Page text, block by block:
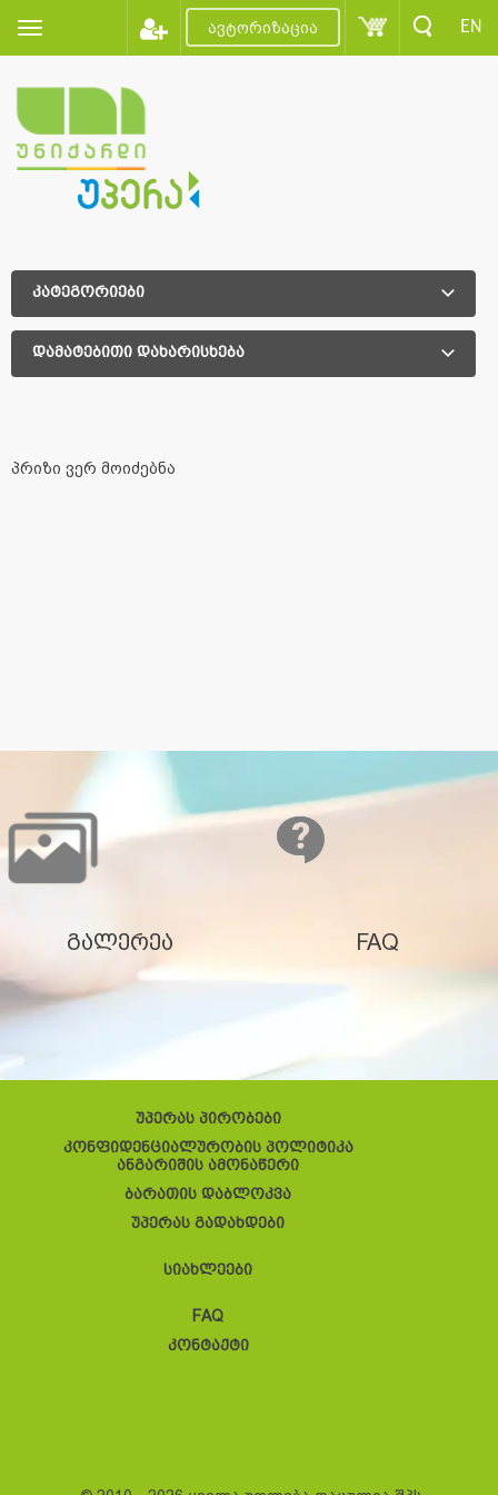
ავტორიზაცია EN
კატეგორიები
დამატებითი დახარისხება
პრიზი ვერ მოიძებნა
გალერეა FAQ
უპერას პირობები
კონფიდენციალურობის პოლიტიკა
ანგარიშის ამონაწერი
ბარათის დაბლოკვა
უპერას გადახდები
სიახლეები
FAQ
კონტაქტი